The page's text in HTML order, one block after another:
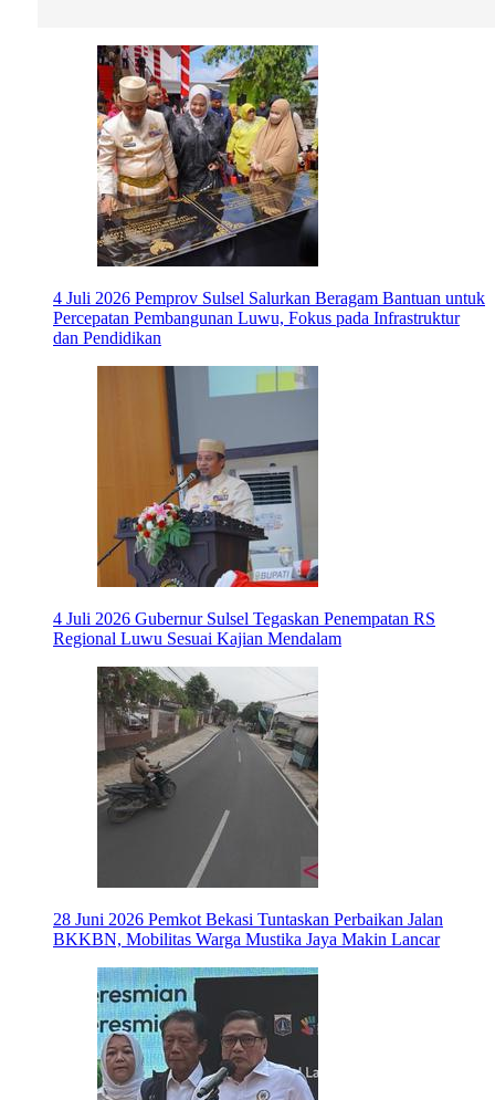
4 Juli 2026 Pemprov Sulsel Salurkan Beragam Bantuan untuk
Percepatan Pembangunan Luwu, Fokus pada Infrastruktur
dan Pendidikan
4 Juli 2026 Gubernur Sulsel Tegaskan Penempatan RS
Regional Luwu Sesuai Kajian Mendalam
28 Juni 2026 Pemkot Bekasi Tuntaskan Perbaikan Jalan
BKKBN, Mobilitas Warga Mustika Jaya Makin Lancar